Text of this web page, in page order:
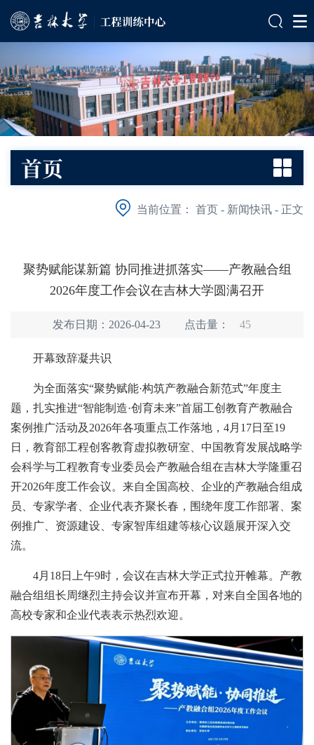
首页
当前位置： 首页 - 新闻快讯 - 正文
聚势赋能谋新篇 协同推进抓落实——产教融合组
2026年度工作会议在吉林大学圆满召开
发布日期：2026-04-23 点击量： 45
开幕致辞凝共识
为全面落实“聚势赋能·构筑产教融合新范式”年度主
题，扎实推进“智能制造·创育未来”首届工创教育产教融合
案例推广活动及2026年各项重点工作落地，4月17日至19
日，教育部工程创客教育虚拟教研室、中国教育发展战略学
会科学与工程教育专业委员会产教融合组在吉林大学隆重召
开2026年度工作会议。来自全国高校、企业的产教融合组成
员、专家学者、企业代表齐聚长春，围绕年度工作部署、案
例推广、资源建设、专家智库组建等核心议题展开深入交
流。
4月18日上午9时，会议在吉林大学正式拉开帷幕。产教
融合组组长周继烈主持会议并宣布开幕，对来自全国各地的
高校专家和企业代表表示热烈欢迎。